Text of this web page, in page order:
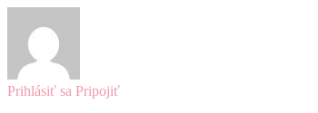
Prihlásiť sa Pripojiť